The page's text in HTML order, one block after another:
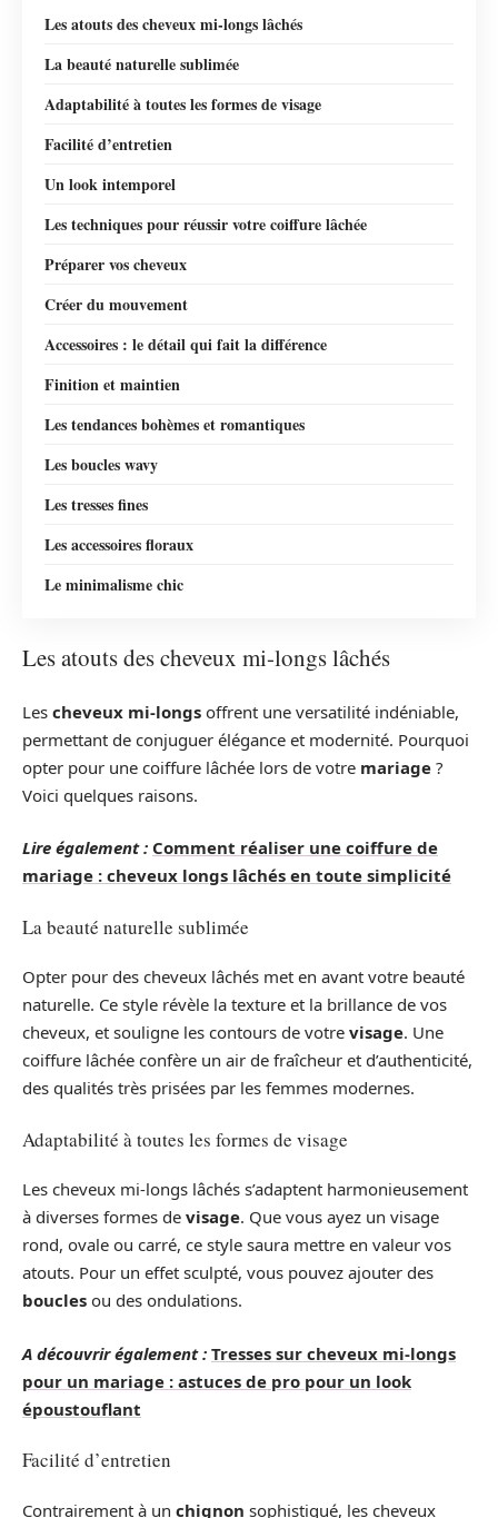
Les atouts des cheveux mi-longs lâchés
La beauté naturelle sublimée
Adaptabilité à toutes les formes de visage
Facilité d’entretien
Un look intemporel
Les techniques pour réussir votre coiffure lâchée
Préparer vos cheveux
Créer du mouvement
Accessoires : le détail qui fait la différence
Finition et maintien
Les tendances bohèmes et romantiques
Les boucles wavy
Les tresses fines
Les accessoires floraux
Le minimalisme chic
Les atouts des cheveux mi-longs lâchés
Les cheveux mi-longs offrent une versatilité indéniable,
permettant de conjuguer élégance et modernité. Pourquoi
opter pour une coiffure lâchée lors de votre mariage ?
Voici quelques raisons.
Lire également : Comment réaliser une coiffure de
mariage : cheveux longs lâchés en toute simplicité
La beauté naturelle sublimée
Opter pour des cheveux lâchés met en avant votre beauté
naturelle. Ce style révèle la texture et la brillance de vos
cheveux, et souligne les contours de votre visage. Une
coiffure lâchée confère un air de fraîcheur et d’authenticité,
des qualités très prisées par les femmes modernes.
Adaptabilité à toutes les formes de visage
Les cheveux mi-longs lâchés s’adaptent harmonieusement
à diverses formes de visage. Que vous ayez un visage
rond, ovale ou carré, ce style saura mettre en valeur vos
atouts. Pour un effet sculpté, vous pouvez ajouter des
boucles ou des ondulations.
A découvrir également : Tresses sur cheveux mi-longs
pour un mariage : astuces de pro pour un look
époustouflant
Facilité d’entretien
Contrairement à un chignon sophistiqué, les cheveux